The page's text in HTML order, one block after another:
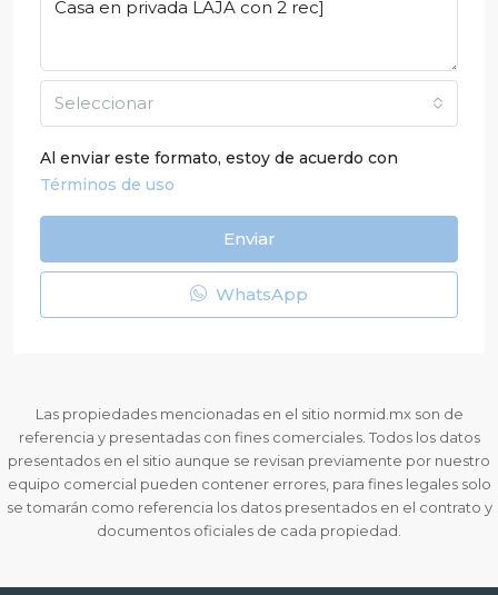
Seleccionar
Al enviar este formato, estoy de acuerdo con
Términos de uso
Enviar
WhatsApp
Las propiedades mencionadas en el sitio normid.mx son de
referencia y presentadas con fines comerciales. Todos los datos
presentados en el sitio aunque se revisan previamente por nuestro
equipo comercial pueden contener errores, para fines legales solo
se tomarán como referencia los datos presentados en el contrato y
documentos oficiales de cada propiedad.